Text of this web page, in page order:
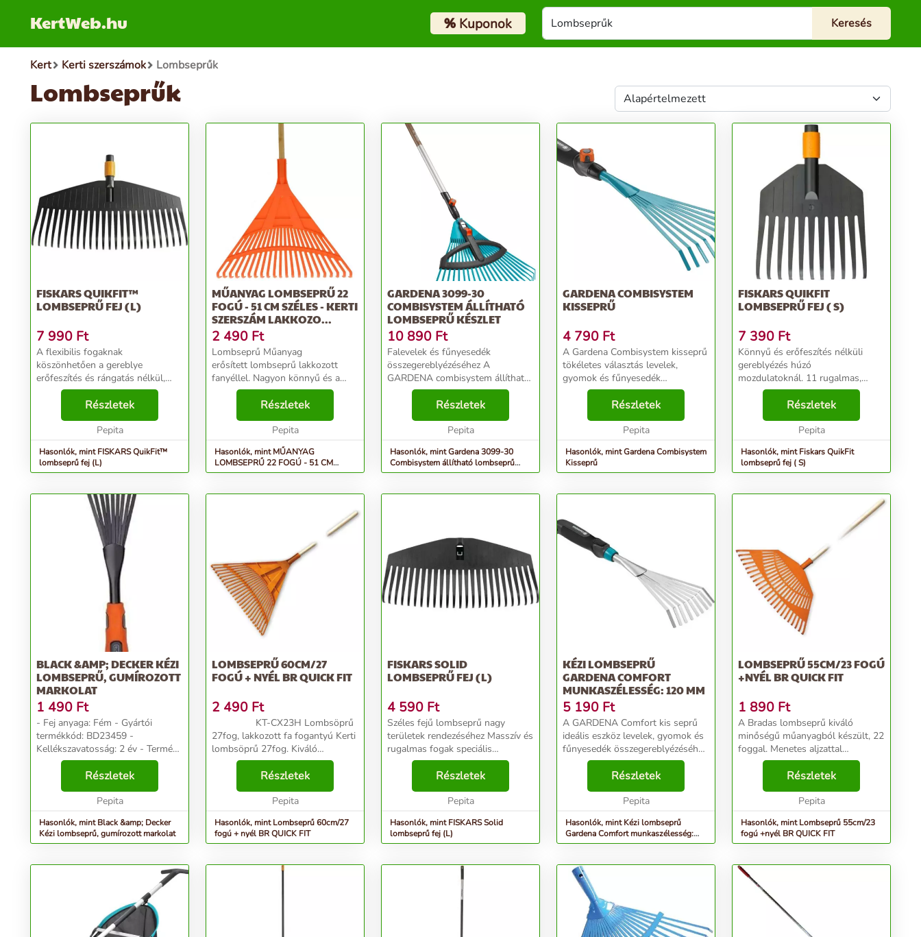
KertWeb.hu %Kuponok
Kert Kerti szerszámok Lombseprűk
Lombseprűk
FISKARS QUIKFIT™
LOMBSEPRŰ FEJ (L)
7 990 Ft
A flexibilis fogaknak
köszönhetően a gereblye
erőfeszítés és rángatás nélkül,
simán húzható. Javasolt nyél:
QuikFit™ nyél (L) ...
Részletek
Pepita
Hasonlók, mint FISKARS QuikFit™
lombseprű fej (L)
MŰANYAG LOMBSEPRŰ 22
FOGÚ - 51 CM SZÉLES - KERTI
SZERSZÁM LAKKOZO...
2 490 Ft
Lombseprű Műanyag
erősített lombseprű lakkozott
fanyéllel. Nagyon könnyű és a
szinte törhetetlen. Tartós és
hatékony. A lakozott nyél
menetezve van, ezért stabilan
Részletek
Pepita
Hasonlók, mint MŰANYAG
LOMBSEPRŰ 22 FOGÚ - 51 CM
SZÉLES - kerti szerszám lakkozo...
GARDENA 3099-30
COMBISYSTEM ÁLLÍTHATÓ
LOMBSEPRŰ KÉSZLET
10 890 Ft
Falevelek és fűnyesedék
összegereblyézéséhez A
GARDENA combisystem állítható
műanyag lombseprű ideális
eszköz a levelek, fűnyesedék,
gyepszellőztető nyesedéke és
egyéb kerti hulladék
Részletek
Pepita
Hasonlók, mint Gardena 3099-30
Combisystem állítható lombseprű
készlet
GARDENA COMBISYSTEM
KISSEPRŰ
4 790 Ft
A Gardena Combisystem kisseprű
tökéletes választás levelek,
gyomok és fűnyesedék
összegereblyézéséhez a
virágágyásokban és nehezen
elérhető helyeken. Az
ergonomikusan kialakított, puha
Részletek
Pepita
Hasonlók, mint Gardena Combisystem
Kisseprű
FISKARS QUIKFIT
LOMBSEPRŰ FEJ ( S)
7 390 Ft
Könnyű és erőfeszítés nélküli
gereblyézés húzó
mozdulatoknál. 11 rugalmas,
magas minőségű PBT műanyag
fog, ami maximálisan ellenáll a
hajlításoknak Javasolt nyelek:
QuikFit™ nyél (L) és QuikFit™
Részletek
Pepita
Hasonlók, mint Fiskars QuikFit
lombseprű fej ( S)
BLACK &AMP; DECKER KÉZI
LOMBSEPRŰ, GUMÍROZOTT
MARKOLAT
1 490 Ft
- Fej anyaga: Fém - Gyártói
termékkód: BD23459 -
Kellékszavatosság: 2 év - Termék
szélessége: 11 cm - Termék
mélysége: 5 cm - Termék
magassága: 40 cm...
Részletek
Pepita
Hasonlók, mint Black &amp; Decker
Kézi lombseprű, gumírozott markolat
LOMBSEPRŰ 60CM/27
FOGÚ + NYÉL BR QUICK FIT
2 490 Ft
27fog, lakkozott fa fogantyú Kerti
lombsöprű 27fog. Kiváló
minőségű műanyagokból
foglalattal rendelkeznek, amely
lehetővé teszi a ...
Részletek
Pepita
Hasonlók, mint Lombseprű 60cm/27
fogú + nyél BR QUICK FIT
FISKARS SOLID
LOMBSEPRŰ FEJ (L)
4 590 Ft
Széles fejű lombseprű nagy
területek rendezéséhez Masszív és
rugalmas fogak speciális
fejgeometriával, ami
megakadályozza, hogy a gallyak
és levelek a fogak közé akadjanak
Kompatibilis terméke a So...
Részletek
Pepita
Hasonlók, mint FISKARS Solid
lombseprű fej (L)
KÉZI LOMBSEPRŰ
GARDENA COMFORT
MUNKASZÉLESSÉG: 120 MM
5 190 Ft
A GARDENA Comfort kis seprű
ideális eszköz levelek, gyomok és
fűnyesedék összegereblyézéséhez
kis virágágyásokban és nehezen
elérhető helyeken. Az
ergonomikusan kialakított, puha
elemekkel ellátott ma...
Részletek
Pepita
Hasonlók, mint Kézi lombseprű
Gardena Comfort munkaszélesség:
120 mm
LOMBSEPRŰ 55CM/23 FOGÚ
+NYÉL BR QUICK FIT
1 890 Ft
A Bradas lombseprű kiváló
minőségű műanyagból készült, 22
foggal. Menetes aljzattal
rendelkezik, amely lehetővé teszi
egy fa nyél szilárd és stabil
felszerelését. Alkalmas fű
maradványok, lehullott le...
Részletek
Pepita
Hasonlók, mint Lombseprű 55cm/23
fogú +nyél BR QUICK FIT